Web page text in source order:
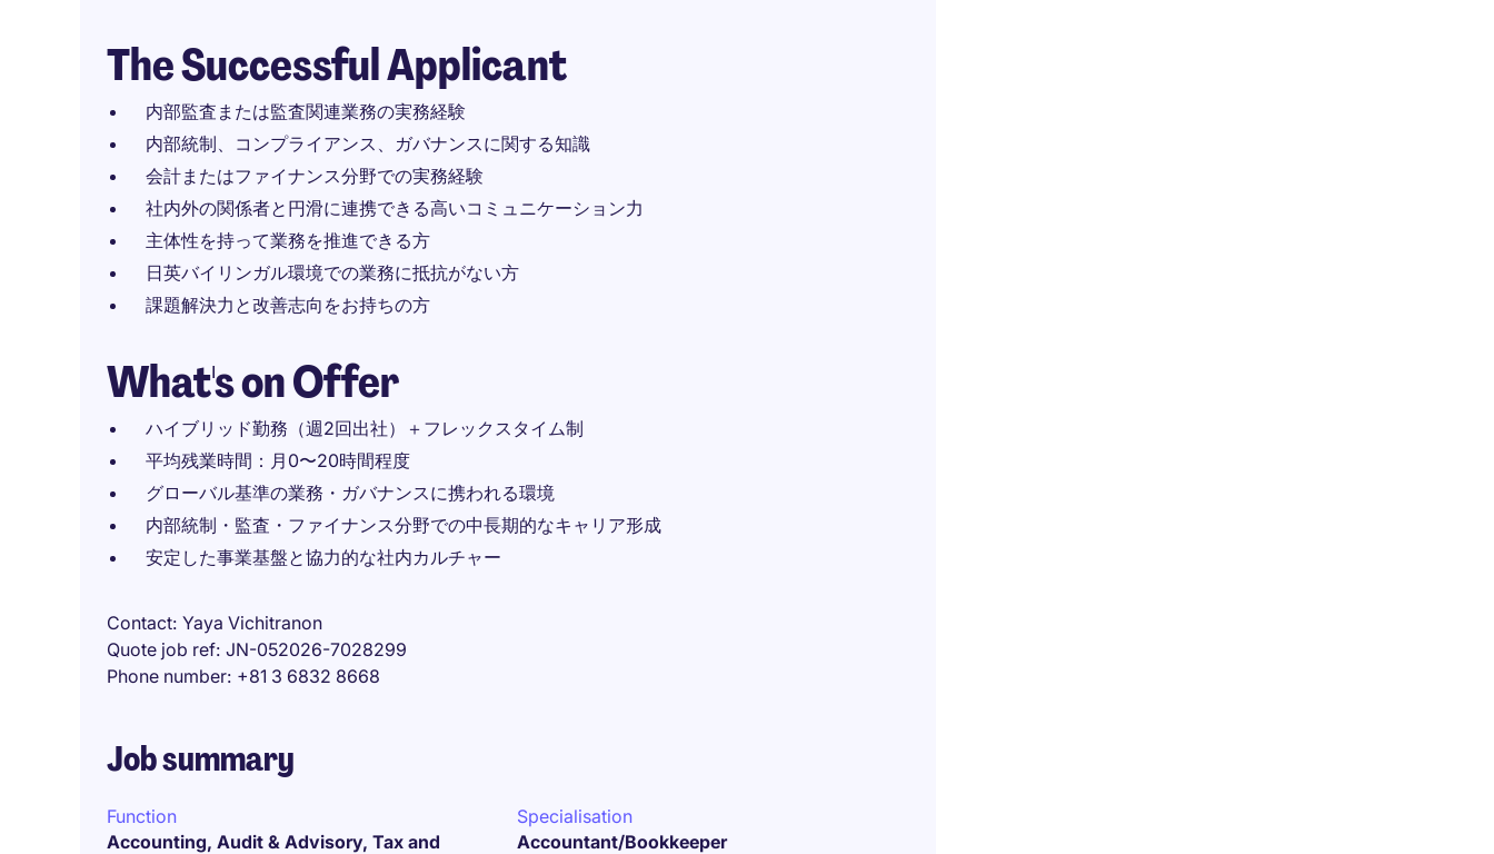
The Successful Applicant
内部監査または監査関連業務の実務経験
内部統制、コンプライアンス、ガバナンスに関する知識
会計またはファイナンス分野での実務経験
社内外の関係者と円滑に連携できる高いコミュニケーション力
主体性を持って業務を推進できる方
日英バイリンガル環境での業務に抵抗がない方
課題解決力と改善志向をお持ちの方
What's on Offer
ハイブリッド勤務（週2回出社）＋フレックスタイム制
平均残業時間：月0〜20時間程度
グローバル基準の業務・ガバナンスに携われる環境
内部統制・監査・ファイナンス分野での中長期的なキャリア形成
安定した事業基盤と協力的な社内カルチャー
Contact Yaya Vichitranon
Quote job ref JN-052026-7028299
Phone number +81 3 6832 8668
Job summary
Function
Accounting, Audit & Advisory, Tax and
Specialisation
Accountant/Bookkeeper